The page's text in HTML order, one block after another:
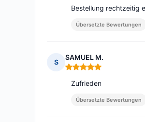
Bestellung rechtzeitig
Übersetzte Bewertungen
S
SAMUEL M.
Hinweis: 5 von 5
Zufrieden
Übersetzte Bewertungen